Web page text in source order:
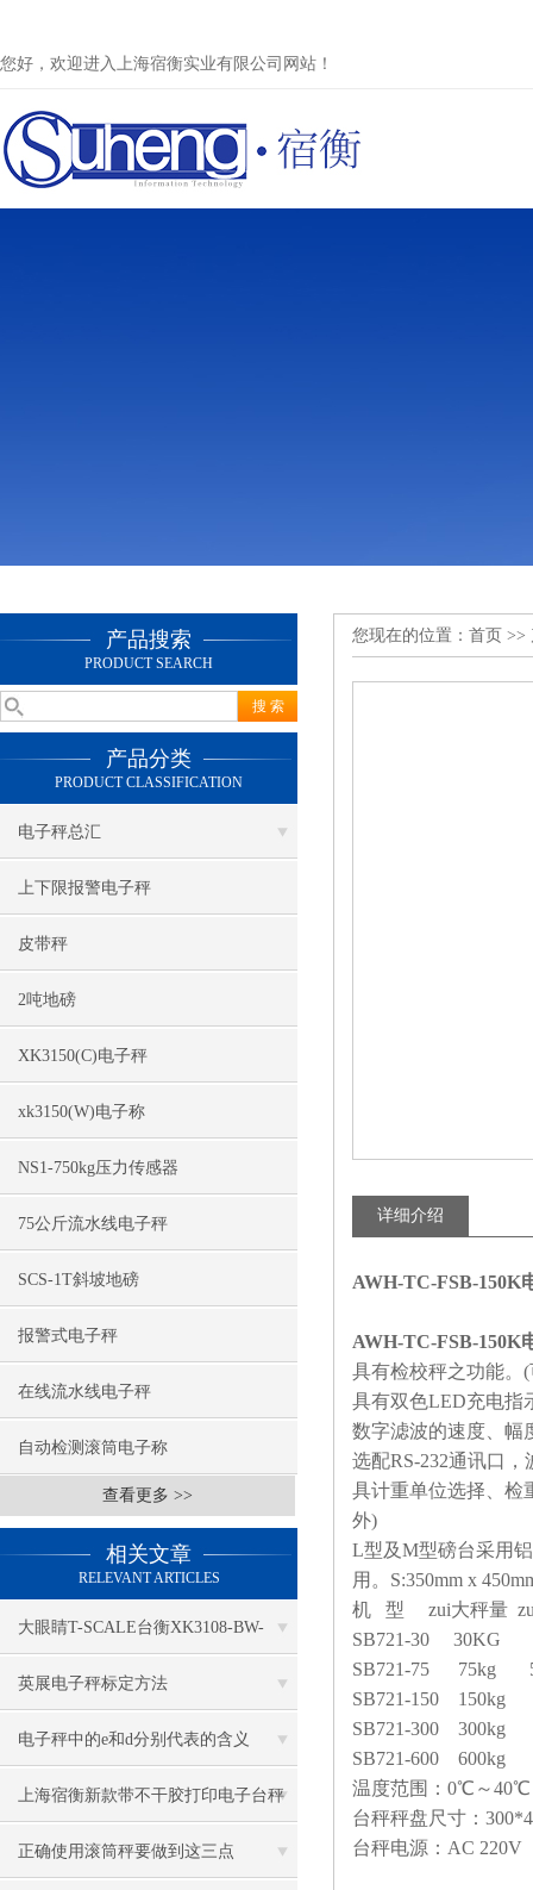
您好，欢迎进入上海宿衡实业有限公司网站！
产品搜索
PRODUCT SEARCH
产品分类
PRODUCT CLASSIFICATION
电子秤总汇
上下限报警电子秤
皮带秤
2吨地磅
XK3150(C)电子秤
xk3150(W)电子称
NS1-750kg压力传感器
75公斤流水线电子秤
SCS-1T斜坡地磅
报警式电子秤
在线流水线电子秤
自动检测滚筒电子称
查看更多 >>
相关文章
RELEVANT ARTICLES
大眼睛T-SCALE台衡XK3108-BW-
150kg电子秤
英展电子秤标定方法
电子秤中的e和d分别代表的含义
上海宿衡新款带不干胶打印电子台秤
特色
正确使用滚筒秤要做到这三点
您现在的位置： 首页 >>
详细介绍
AWH-TC-FSB-150K
AWH-TC-FSB-150K
具有检校秤之功能。
具有双色LED充电指
数字滤波的速度、幅
选配RS-232通讯口
具计重单位选择、检
外)
L型及M型磅台采用
用。S:350mm x
机 型 zui大秤量
SB721-30
SB721-75 75kg
SB721-150
SB721-300
SB721-600
温度范围：0℃～40℃
台秤秤盘尺寸：
台秤电源：AC 220V